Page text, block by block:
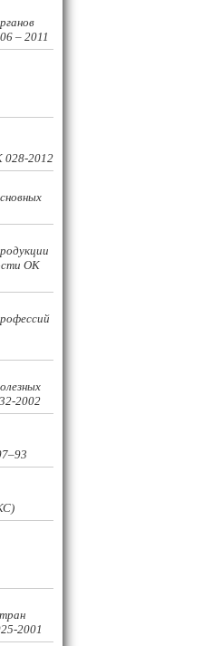
– 2011
028-2012
ОК
2002
2001